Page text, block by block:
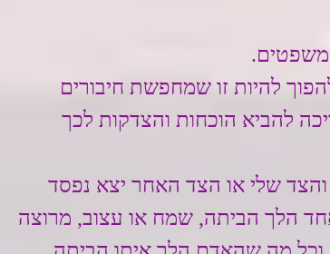
להיות זו שמחפשת חיבורים
להביא הוכחות והצדקות לכך
שלי או הצד האחר יצא נפסד
הלך הביתה, שמח או עצוב, מרוצה